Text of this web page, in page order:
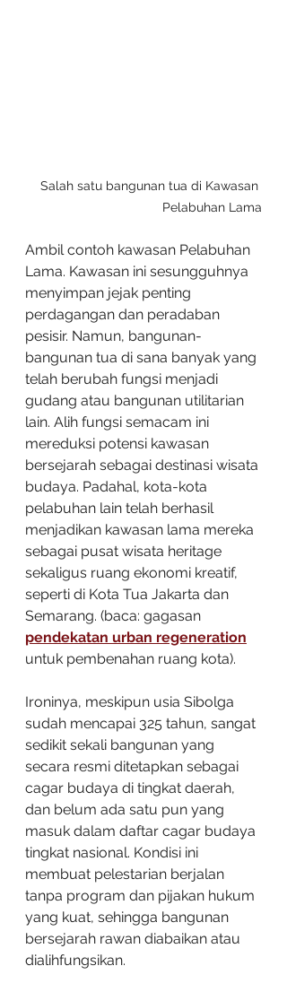
Salah satu bangunan tua di Kawasan
Pelabuhan Lama
Ambil contoh kawasan Pelabuhan
Lama. Kawasan ini sesungguhnya
menyimpan jejak penting
perdagangan dan peradaban
pesisir. Namun, bangunan-
bangunan tua di sana banyak yang
telah berubah fungsi menjadi
gudang atau bangunan utilitarian
lain. Alih fungsi semacam ini
mereduksi potensi kawasan
bersejarah sebagai destinasi wisata
budaya. Padahal, kota-kota
pelabuhan lain telah berhasil
menjadikan kawasan lama mereka
sebagai pusat wisata heritage
sekaligus ruang ekonomi kreatif,
seperti di Kota Tua Jakarta dan
Semarang. (baca: gagasan
pendekatan urban regeneration
untuk pembenahan ruang kota).
Ironinya, meskipun usia Sibolga
sudah mencapai 325 tahun, sangat
sedikit sekali bangunan yang
secara resmi ditetapkan sebagai
cagar budaya di tingkat daerah,
dan belum ada satu pun yang
masuk dalam daftar cagar budaya
tingkat nasional. Kondisi ini
membuat pelestarian berjalan
tanpa program dan pijakan hukum
yang kuat, sehingga bangunan
bersejarah rawan diabaikan atau
dialihfungsikan.